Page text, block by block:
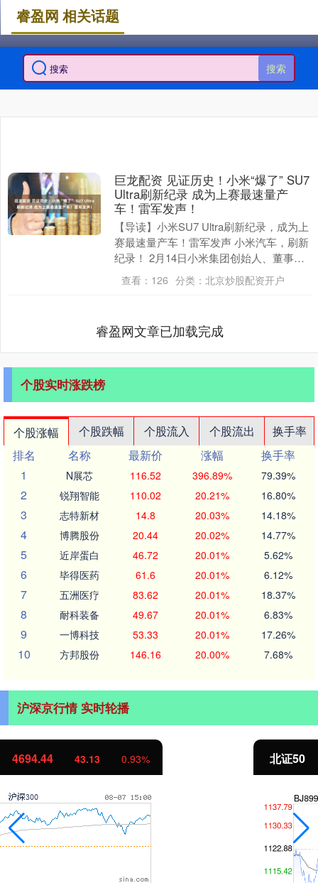
搜索
睿盈网 相关话题
巨龙配资 见证历史！小米“爆了” SU7
Ultra刷新纪录 成为上赛最速量产
车！雷军发声！
【导读】小米SU7 Ultra刷新纪录，成为上
赛最速量产车！雷军发声 小米汽车，刷新
纪录！ 2月14日小米集团创始人、董事长
兼CEO雷军宣布，小米SU7 Ult....
查看： 126 分类： 北京炒股配资开户
睿盈网文章已加载完成
个股实时涨跌榜
个股涨幅 个股跌幅 个股流入 个股流出
换手率
排名
名称 最新价 涨幅
换手率
1
N展芯 116.52 396.89% 79.39%
2 锐翔智能 110.02 20.21% 16.80%
3 志特新材 14.8 20.03% 14.18%
4 博腾股份 20.44 20.02% 14.77%
5 近岸蛋白 46.72 20.01% 5.62%
6 毕得医药 61.6 20.01% 6.12%
7 五洲医疗 83.62 20.01% 18.37%
8 耐科装备 49.67 20.01% 6.83%
9 一博科技 53.33 20.01% 17.26%
10 方邦股份 146.16 20.00% 7.68%
沪深京行情 实时轮播
北证50 1134.24